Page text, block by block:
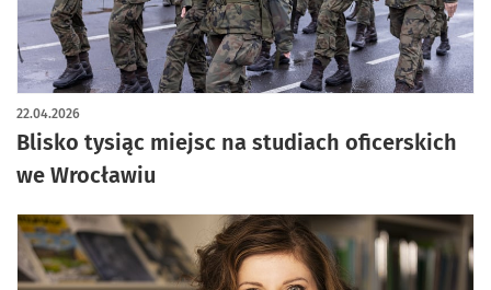
Blisko tysiąc miejsc na studiach oficerskich
we Wrocławiu
22.04.2026